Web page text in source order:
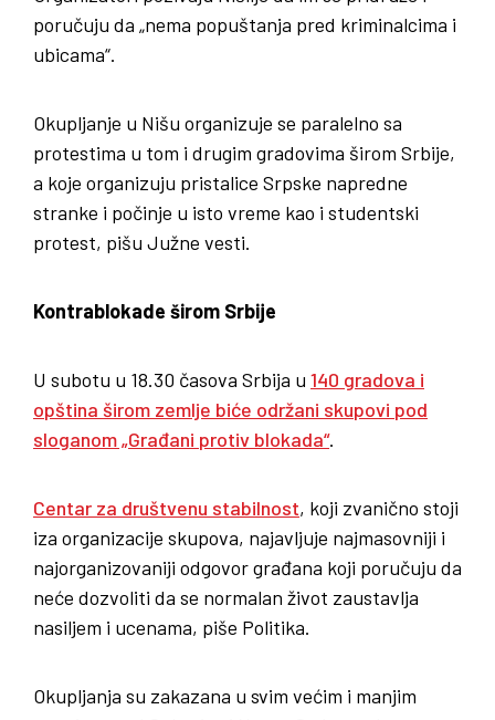
poručuju da „nema popuštanja pred kriminalcima i
ubicama“.
Okupljanje u Nišu organizuje se paralelno sa
protestima u tom i drugim gradovima širom Srbije,
a koje organizuju pristalice Srpske napredne
stranke i počinje u isto vreme kao i studentski
protest, pišu Južne vesti.
Kontrablokade širom Srbije
U subotu u 18.30 časova Srbija u 140 gradova i
opština širom zemlje biće održani skupovi pod
sloganom „Građani protiv blokada“.
Centar za društvenu stabilnost, koji zvanično stoji
iza organizacije skupova, najavljuje najmasovniji i
najorganizovaniji odgovor građana koji poručuju da
neće dozvoliti da se normalan život zaustavlja
nasiljem i ucenama, piše Politika.
Okupljanja su zakazana u svim većim i manjim